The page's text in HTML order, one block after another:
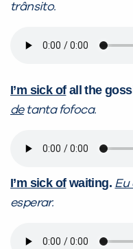
trânsito.
I’m sick ofall the
detanta fofoca.
I’m sick ofwaiting. Eu
esperar.